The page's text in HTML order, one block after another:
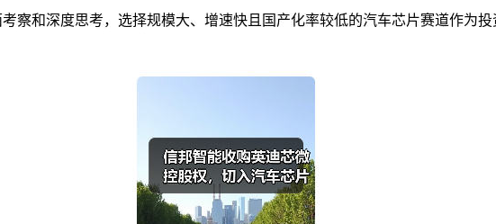
察和深度思考，选择规模大、增速快且国产化率较低的汽车芯片赛道作为